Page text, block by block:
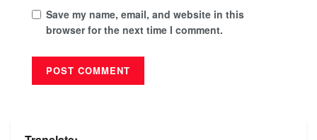
Save my name, email, and website in this
browser for the next time I comment.